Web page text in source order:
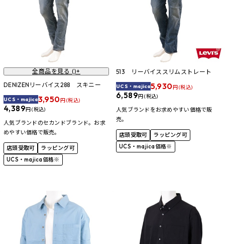
全商品を見る ()+
DENIZENリーバイス288 スキニー
UCS・majica3,950円 (税込)
4,389円 (税込)
人気ブランドのセカンドブランド。お求
めやすい価格で販売。
店頭受取可
ラッピング可
UCS・majica価格※
513 リーバイススリムストレート
UCS・majica5,930円 (税込)
6,589円 (税込)
人気ブランドをお求めやすい価格で販
売。
店頭受取可
ラッピング可
UCS・majica価格※